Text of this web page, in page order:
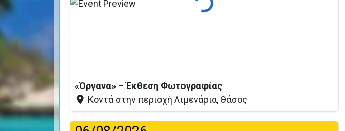
Φόρτωση...
«Όργανα» – Έκθεση Φωτογραφίας
Κοντά στην περιοχή Λιμενάρια, Θάσος